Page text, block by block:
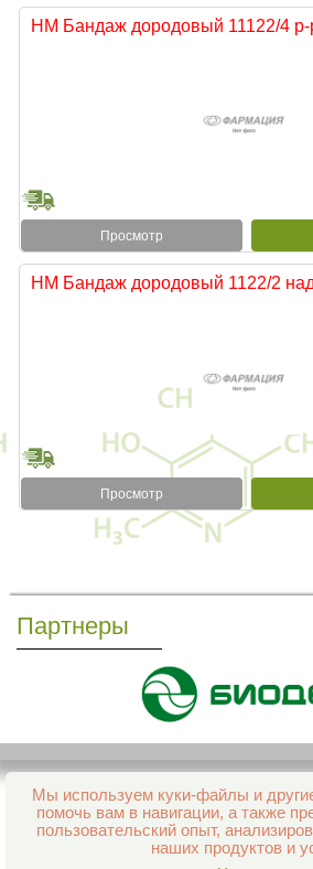
НМ Бандаж дородовый 11122/4 р-
Просмотр
НМ Бандаж дородовый 1122/2
Просмотр
Партнеры
Мы используем куки-файлы и
помочь вам в навигации, а также
пользовательский опыт,
наших продуктов и
Все права защищены и охраняются законом
© 2013–2026 Интернет-аптека Фармация
support@aptekapenza.ru
Телефон: Служба обработки заказов 99-98-28